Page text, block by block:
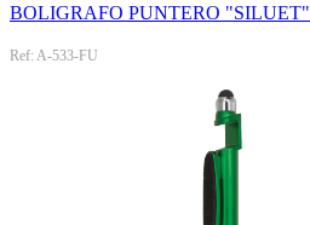
BOLIGRAFO PUNTERO "SILUET"
Ref: A-533-FU